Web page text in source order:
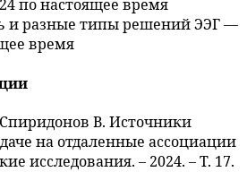
по настоящее время
и разные типы решений ЭЭГ —
время
В. Источники
на отдаленные ассоциации
исследования. – 2024. – Т. 17.